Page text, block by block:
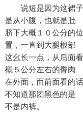
说短是因为这裙子
是从小腹，也就是肚
脐下大概１０公分的
置，一直到大腿根部
这幺长一点，从后面
概５公分左右的臀肉
在外面，而前面看的
不知道那团黑色的是
不是内裤。